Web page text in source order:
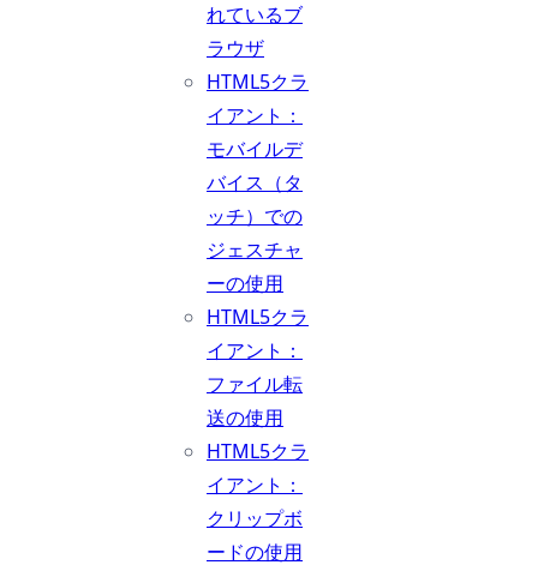
れているブ
ラウザ
HTML5クラ
イアント：
モバイルデ
バイス（タ
ッチ）での
ジェスチャ
ーの使用
HTML5クラ
イアント：
ファイル転
送の使用
HTML5クラ
イアント：
クリップボ
ードの使用